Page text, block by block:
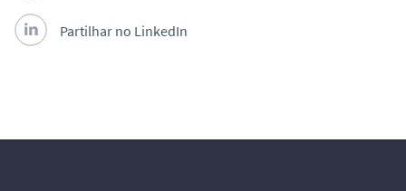
Partilhar no LinkedIn